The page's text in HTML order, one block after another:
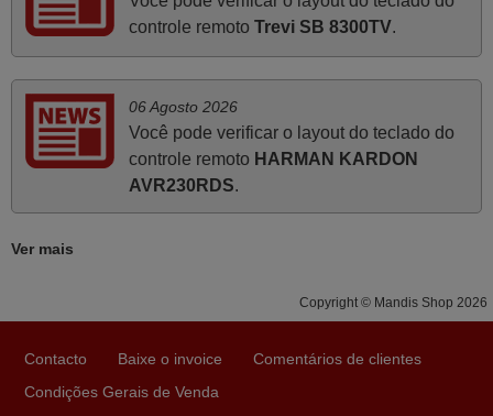
Bom dia. Estou extremamente satisfeita com o comando
e seu funcionamento perfeito, a rapidez na entrega e a
vossa eficiência no processo. Gostaria de salientar que
foi de extrema importância a vossa informação acerca de
como usar o comando sem usar por marca mas
passando pelos códigos. Ninguém em loja nenhuma me
tinha explicado como funcionar. Apenas diziam que
tinham comandos universais mas podiam não funcionar.
PORTUGAL
Março 2026
Boa noite. Dando correspondência ao solicitado no corpo
controle remoto Trevi SB 8300TV.
06 Agosto 2026
Você pode verificar o layout do teclado do
controle remoto HARMAN KARDON
AVR230RDS.
Ver mais
Copyright © Mandis Shop 2026
Contacto Baixe o invoice
Comentários de clientes
Condições Gerais de Venda